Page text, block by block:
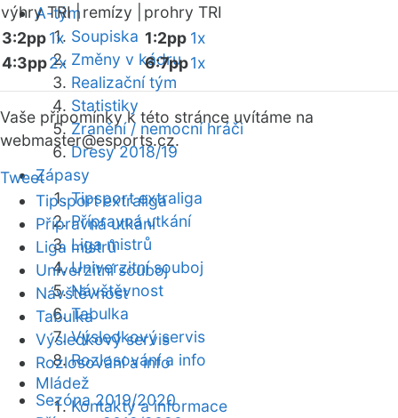
A-tým
Soupiska
Změny v kádru
Realizační tým
Statistiky
Zranění / nemocní hráči
Dresy 2018/19
Zápasy
Tipsport extraliga
Přípravná utkání
Liga mistrů
Univerzitní souboj
Návštěvnost
Tabulka
Výsledkový servis
Rozlosování a info
Mládež
Kontakty a informace
výhry TRI |remízy |
prohry TRI
3:2pp1x
4:3pp2x
1:2pp 1x
6:7pp1x
Vaše připomínky k této stránce uvítáme na
webmaster@esports.cz.
Tweet
Tipsport extraliga
Přípravná utkání
Liga mistrů
Univerzitní souboj
Návštěvnost
Tabulka
Výsledkový servis
Rozlosování a info
Sezóna 2019/2020